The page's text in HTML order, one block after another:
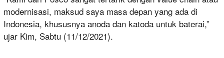
modernisasi, maksud saya masa depan yang ada di
Indonesia, khususnya anoda dan katoda untuk baterai,”
ujar Kim, Sabtu (11/12/2021).